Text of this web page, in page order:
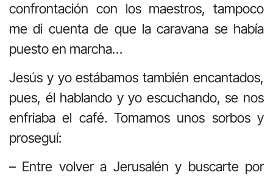
confrontación con los maestros, tampoco
me di cuenta de que la caravana se había
puesto en marcha…
Jesús y yo estábamos también encantados,
pues, él hablando y yo escuchando, se nos
enfriaba el café. Tomamos unos sorbos y
proseguí:
– Entre volver a Jerusalén y buscarte por